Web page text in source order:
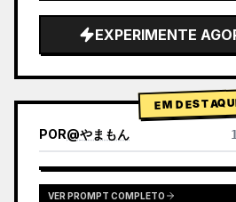
detalhes brilhantes",
"background":
default=\"gradien…
EXPERIMENTE
EM
POR@やまもん
VER RESULTADOS DE
VER PROMPT COMPLETO